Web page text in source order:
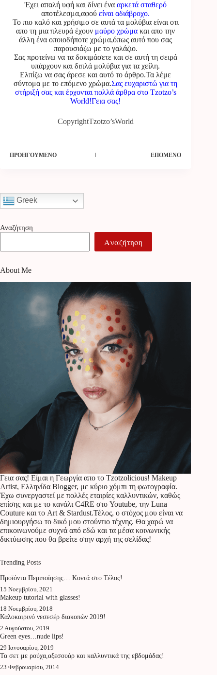
Έχει απαλή υφή και δίνει ένα αρκετά σταθερό
αποτέλεσμα,αφούείναι αδιάβροχο.
Το πιο καλό και χρήσιμο σε αυτά τα μολύβια είναι οτι
απο τη μια πλευρά έχουν μαύρο χρώμα και απο την
άλλη ένα οποιοδήποτε χρώμα,όπως αυτό που σας
παρουσιάζω με το γαλάζιο.
Σας προτείνω να τα δοκιμάσετε και σε αυτή τη σειρά
υπάρχουν και διπλά μολύβια για τα χείλη.
Ελπίζω να σας άρεσε και αυτό το άρθρο.Τα λέμε
σύντομα με το επόμενο χρώμα.Σας ευχαριστώ για τη
στήριξή σας και έρχονται πολλά άρθρα στο Tzotzo’s
World!Γεια σας!
CopyrightTzotzo’sWorld
ΠΡΟΗΓΟΎΜΕΝΟ ΕΠΌΜΕΝΟ
Greek
Αναζήτηση
Αναζήτηση
About Me
Γεια σας! Είμαι η Γεωργία απο το Tzotzolicious! Makeup
Artist, Ελληνίδα Blogger, με κύριο χόμπι τη φωτογραφία.
Έχω συνεργαστεί με πολλές εταιρίες καλλυντικών, καθώς
επίσης και με το κανάλι C4RE στο Youtube, την Luna
Couture και το Art & Stardust.Τέλος, ο στόχος μου είναι να
δημιουργήσω το δικό μου στούντιο τέχνης. Θα χαρώ να
επικοινωνούμε συχνά από εδώ και τα μέσα κοινωνικής
δικτύωσης που θα βρείτε στην αρχή της σελίδας!
Trending Posts
Προϊόντα Περιποίησης… Κοντά στο Τέλος!
15 Νοεμβρίου, 2021
Makeup tutorial with glasses!
18 Νοεμβρίου, 2018
Καλοκαιρινό νεσεσέρ διακοπών 2019!
2 Αυγούστου, 2019
Green eyes…nude lips!
29 Ιανουαρίου, 2019
Τα σετ με ρούχα,αξεσουάρ και καλλυντικά της εβδομάδας!
23 Φεβρουαρίου, 2014